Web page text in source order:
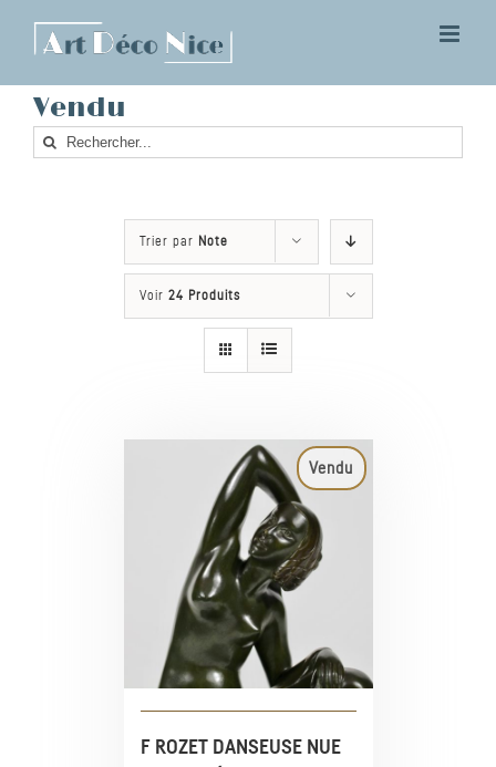
Vendu
Rechercher
Trier par Note
Voir 24 Produits
Vendu
F ROZET DANSEUSE NUE